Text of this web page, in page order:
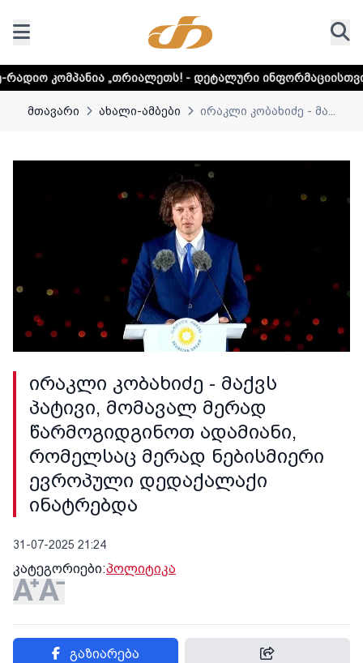
„თრიალეთს! - დეტალური ინფორმაციისთვის დააკლიკეთ
მთავარი ახალი-ამბები ირაკლი კობახიძე - მა...
ირაკლი კობახიძე - მაქვს
პატივი, მომავალ მერად
წარმოგიდგინოთ ადამიანი,
რომელსაც მერად ნებისმიერი
ევროპული დედაქალაქი
ინატრებდა
31-07-2025 21:24
კატეგორიები:პოლიტიკა
გაზიარება